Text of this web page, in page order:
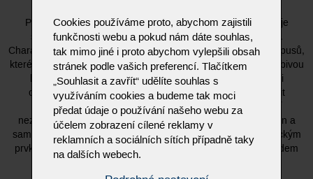
Předsíňový systém MODO od německé značky Sudbrock je
synonymem pro strukturální čistotu a architektonický klid.
Charakteristickým prvkem této řady je precizní orámování korpusů,
které dává jednotlivým modulům jasné kontury a vytváří působivou
hru linií v prostoru. MODO nabízí promyšlenou kombinaci
otevřených nik a uzavřených prvků, což umožňuje vystavit
designové doplňky a zároveň diskrétně skrýt každodenní
nezbytnosti. Díky mistrovskému zpracování masivních dřevin a
sametově matných laků se tento systém stává trvalým estetickým
prvkem interiéru, který svou funkčností a nadčasovým vzhledem
vítá hosty s nefalšovanou elegancí.
Cookies používáme proto, abychom zajistili
funkčnosti webu a pokud nám dáte souhlas,
tak mimo jiné i proto abychom vylepšili obsah
stránek podle vašich preferencí. Tlačítkem
„Souhlasit a zavřít“ udělíte souhlas s
využíváním cookies a budeme tak moci
předat údaje o používání našeho webu za
účelem zobrazení cílené reklamy v
reklamních a sociálních sítích případně taky
na dalších webech.